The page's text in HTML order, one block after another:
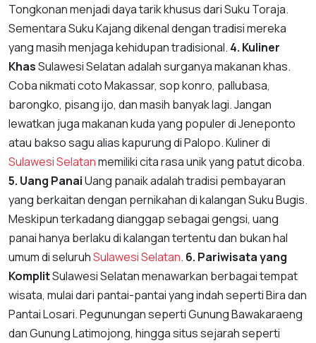
Tongkonan menjadi daya tarik khusus dari Suku Toraja.
Sementara Suku Kajang dikenal dengan tradisi mereka
yang masih menjaga kehidupan tradisional. 4. Kuliner
KhasSulawesi Selatan adalah surganya makanan khas.
Coba nikmati coto Makassar, sop konro, pallubasa,
barongko, pisang ijo, dan masih banyak lagi. Jangan
lewatkan juga makanan kuda yang populer di Jeneponto
atau bakso sagu alias kapurung di Palopo. Kuliner di
Sulawesi Selatanmemiliki cita rasa unik yang patut dicoba.
5. Uang PanaiUang panaik adalah tradisi pembayaran
yang berkaitan dengan pernikahan di kalangan Suku Bugis.
Meskipun terkadang dianggap sebagai gengsi, uang
panai hanya berlaku di kalangan tertentu dan bukan hal
umum di seluruhSulawesi Selatan. 6. Pariwisata yang
KomplitSulawesi Selatan menawarkan berbagai tempat
wisata, mulai dari pantai-pantai yang indah seperti Bira dan
Pantai Losari. Pegunungan seperti Gunung Bawakaraeng
dan Gunung Latimojong, hingga situs sejarah seperti